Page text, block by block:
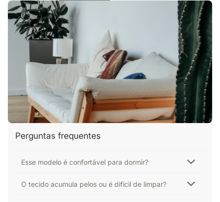
Perguntas frequentes
Esse modelo é confortável para dormir?
O tecido acumula pelos ou é difícil de limpar?